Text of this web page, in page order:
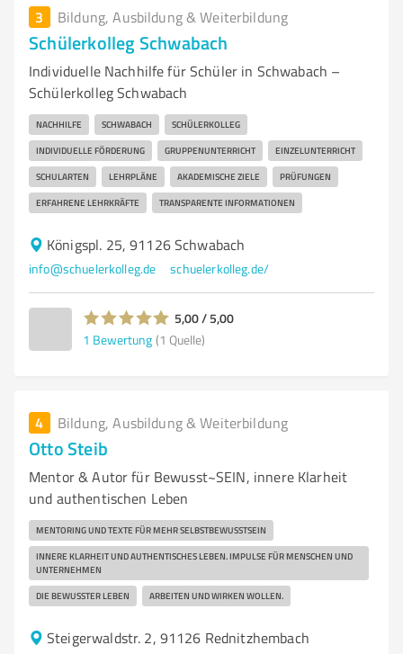
3 Bildung, Ausbildung & Weiterbildung
Schülerkolleg Schwabach
Individuelle Nachhilfe für Schüler in Schwabach –
Schülerkolleg Schwabach
NACHHILFE SCHWABACH SCHÜLERKOLLEG
INDIVIDUELLE FÖRDERUNG GRUPPENUNTERRICHT EINZELUNTERRICHT
SCHULARTEN LEHRPLÄNE AKADEMISCHE ZIELE PRÜFUNGEN
ERFAHRENE LEHRKRÄFTE TRANSPARENTE INFORMATIONEN
Königspl. 25, 91126 Schwabach
info@schuelerkolleg.de schuelerkolleg.de/
5,00 / 5,00
1 Bewertung (1 Quelle)
4 Bildung, Ausbildung & Weiterbildung
Otto Steib
Mentor & Autor für Bewusst~SEIN, innere Klarheit
und authentischen Leben
MENTORING UND TEXTE FÜR MEHR SELBSTBEWUSSTSEIN
INNERE KLARHEIT UND AUTHENTISCHES LEBEN. IMPULSE FÜR MENSCHEN UND
UNTERNEHMEN
DIE BEWUSSTER LEBEN ARBEITEN UND WIRKEN WOLLEN.
Steigerwaldstr. 2, 91126 Rednitzhembach